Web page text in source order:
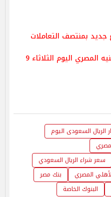
جديد بمنتصف التعاملات
سعر الدرهم الإماراتي مقابل الجنيه المصري اليوم الثلاثاء 9
الريال السعودى اليوم
سعر شراء الريال السعودي
المصري
بنك مصر
البنوك الخاصة